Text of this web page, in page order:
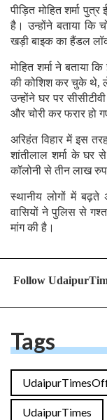
पीड़ित मोहित शर्मा
है। उन्होंने बताया कि
खड़ी बाइक का हैंडल
मोहित शर्मा ने बताया
की कोशिश कर चुके थे,
उन्होंने घर पर
और चोरी कर फरार हो
अरिहंत विहार में इस
शांतीलाल शर्मा के घर
कॉलोनी से तीन लाख
स्थानीय लोगों में
वासियों ने पुलिस से
मांग की है।
Follow
Tags
UdaipurTimes